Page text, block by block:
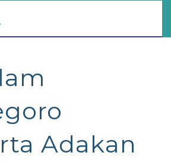
Adakan